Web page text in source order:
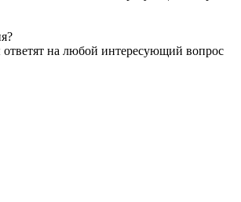
на любой интересующий вопрос